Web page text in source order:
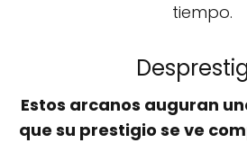
tiempo.
Estos arcanos auguran
que su prestigio se ve